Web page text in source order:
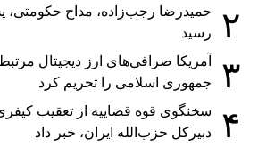
۲
حمیدرضا رجب‌زاده، مداح حکومتی،
رسید
۳
آمریکا صرافی‌های ارز دیجیتال
جمهوری اسلامی را تحریم کرد
۴
سخنگوی قوه قضاییه از تعقیب
دبیر‌کل حزب‌الله ایران، خبر داد